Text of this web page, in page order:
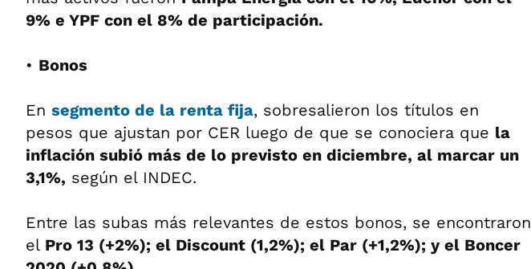
9% e YPF con el 8% de participación.
• Bonos
En segmento de la renta fija, sobresalieron los títulos en
pesos que ajustan por CER luego de que se conociera que la
inflación subió más de lo previsto en diciembre, al marcar un
3,1%, según el INDEC.
Entre las subas más relevantes de estos bonos, se encontraron
el Pro 13 (+2%); el Discount (1,2%); el Par (+1,2%); y el Boncer